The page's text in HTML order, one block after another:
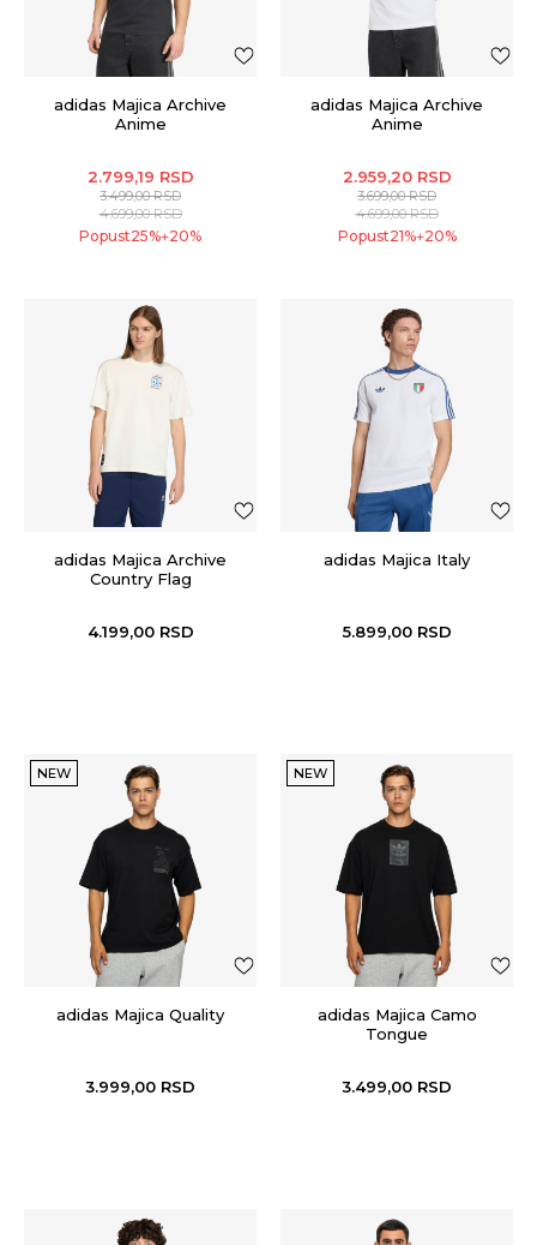
adidas Majica Archive
Anime
2.799,19 RSD
3.499,00RSD
4.699,00RSD
Popust25%+20%
adidas Majica Archive
Anime
2.959,20 RSD
3.699,00RSD
4.699,00RSD
Popust21%+20%
adidas Majica Archive
Country Flag
4.199,00 RSD
adidas Majica Italy
5.899,00 RSD
NEW
adidas Majica Quality
3.999,00 RSD
NEW
adidas Majica Camo
Tongue
3.499,00 RSD